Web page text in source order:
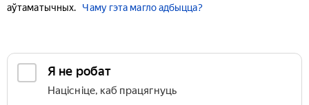
аўтаматычных.
Чаму гэта магло адбыцца?
Я не робат
Націсніце, каб працягнуць